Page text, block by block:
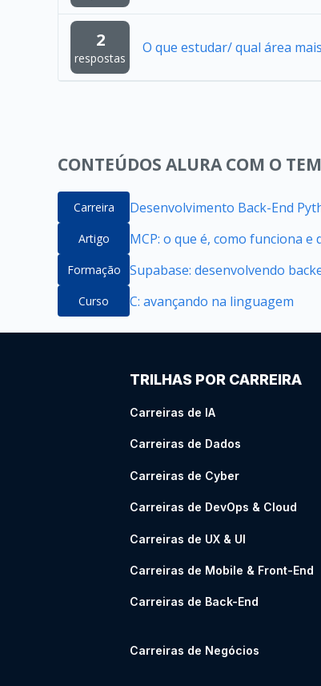
2
respostas
O que estudar/ qual área
CONTEÚDOS ALURA COM O
Carreira Desenvolvimento Back-End
Artigo MCP: o que é, como funciona e
Formação Supabase: desenvolvendo
Curso C: avançando na linguagem
TRILHAS POR CARREIRA
Carreiras de IA
Carreiras de Dados
Carreiras de Cyber
Carreiras de DevOps & Cloud
Carreiras de UX & UI
Carreiras de Mobile & Front-End
Carreiras de Back-End
Carreiras de Negócios